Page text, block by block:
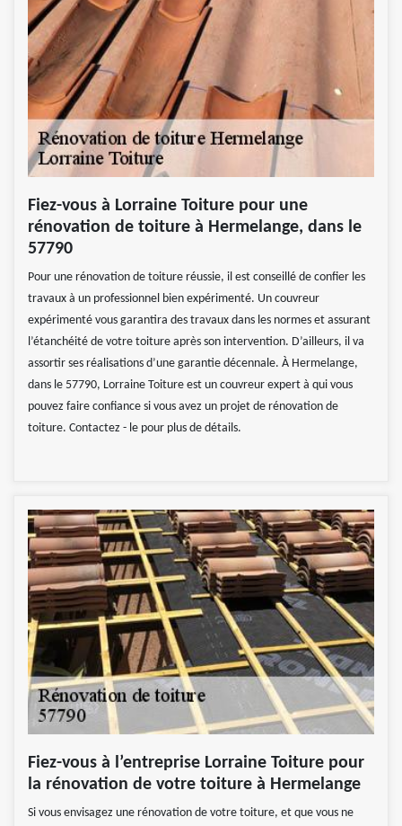
Fiez-vous à Lorraine Toiture pour une
rénovation de toiture à Hermelange, dans le
57790
Pour une rénovation de toiture réussie, il est conseillé de confier les
travaux à un professionnel bien expérimenté. Un couvreur
expérimenté vous garantira des travaux dans les normes et assurant
l’étanchéité de votre toiture après son intervention. D’ailleurs, il va
assortir ses réalisations d’une garantie décennale. À Hermelange,
dans le 57790, Lorraine Toiture est un couvreur expert à qui vous
pouvez faire confiance si vous avez un projet de rénovation de
toiture. Contactez - le pour plus de détails.
Fiez-vous à l’entreprise Lorraine Toiture pour
la rénovation de votre toiture à Hermelange
Si vous envisagez une rénovation de votre toiture, et que vous ne